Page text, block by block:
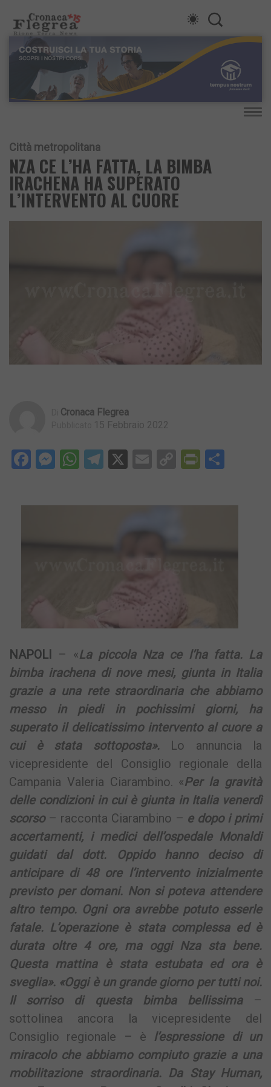
Città metropolitana
NZA CE L’HA FATTA, LA BIMBA
IRACHENA HA SUPERATO
L’INTERVENTO AL CUORE
Cronaca Flegrea
15 Febbraio 2022
Facebook
Messenger
WhatsApp
Telegram
X EmailCopy
NAPOLI – «La piccola Nza ce l’ha fatta. La
bimba irachena di nove mesi, giunta in Italia
grazie a una rete straordinaria che abbiamo
messo in piedi in pochissimi giorni, ha
superato il delicatissimo intervento al cuore a
cui è stata sottoposta».Lo annuncia la
vicepresidente del Consiglio regionale della
Campania Valeria Ciarambino. «Per la gravità
delle condizioni in cui è giunta in Italia venerdì
scorso– racconta Ciarambino – e dopo i primi
accertamenti, i medici dell’ospedale Monaldi
guidati dal dott. Oppido hanno deciso di
anticipare di 48 ore l’intervento inizialmente
previsto per domani. Non si poteva attendere
altro tempo. Ogni ora avrebbe potuto esserle
fatale. L’operazione è stata complessa ed è
durata oltre 4 ore, ma oggi Nza sta bene.
Questa mattina è stata estubata ed ora è
sveglia». «Oggi è un grande giorno per tutti noi.
Il sorriso di questa bimba bellissima–
sottolinea ancora la vicepresidente del
Consiglio regionale – è l’espressione di un
miracolo che abbiamo compiuto grazie a una
mobilitazione straordinaria. Da Stay Human,